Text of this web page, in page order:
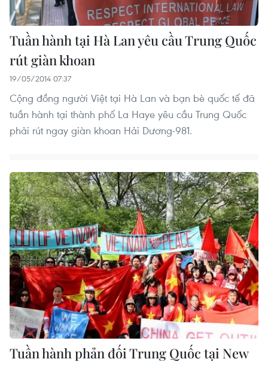
Tuần hành tại Hà Lan yêu cầu Trung Quốc
rút giàn khoan
19/05/2014 07:37
Cộng đồng người Việt tại Hà Lan và bạn bè quốc tế đã
tuần hành tại thành phố La Haye yêu cầu Trung Quốc
phải rút ngay giàn khoan Hải Dương-981.
Tuần hành phản đối Trung Quốc tại New